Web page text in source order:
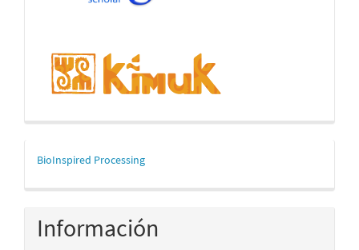
mascerca
BioInspired Processing
Información